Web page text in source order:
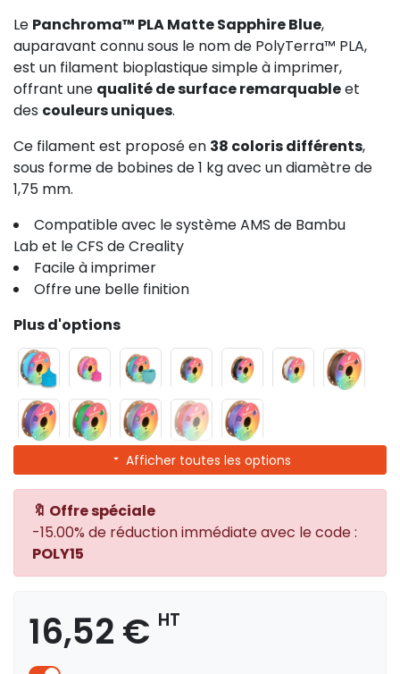
Le Panchroma™ PLA Matte Sapphire Blue,
auparavant connu sous le nom de PolyTerra™ PLA,
est un filament bioplastique simple à imprimer,
offrant une qualité de surface remarquableet
des couleurs uniques.
Ce filament est proposé en 38 coloris différents,
sous forme de bobines de 1 kg avec un diamètre de
1,75 mm.
Compatible avec le système AMS de Bambu
Lab et le CFS de Creality
Facile à imprimer
Offre une belle finition
Plus d'options
Afficher toutes les options
🔖 Offre spéciale
-15.00% de réduction immédiate avec le code :
POLY15
16,52 € HT